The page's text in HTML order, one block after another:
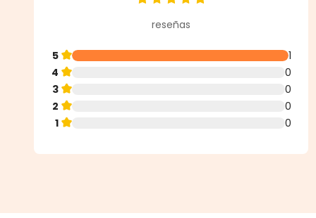
reseñas
5
1
4
0
3
0
2
0
1
0